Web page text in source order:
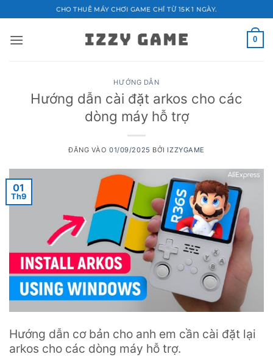
qua
nội
CHO THUÊ MÁY CHƠI GAME CHỈ TỪ 15K 1 NGÀY.
0
HƯỚNG DẪN
Hướng dẫn cài đặt arkos cho các
dòng máy hỗ trợ
ĐĂNG VÀO01/09/2025 BỞI IZZYGAME
01
Th9
Hướng dẫn cơ bản cho anh em cần cài đặt lại
arkos cho các dòng máy hỗ trợ.